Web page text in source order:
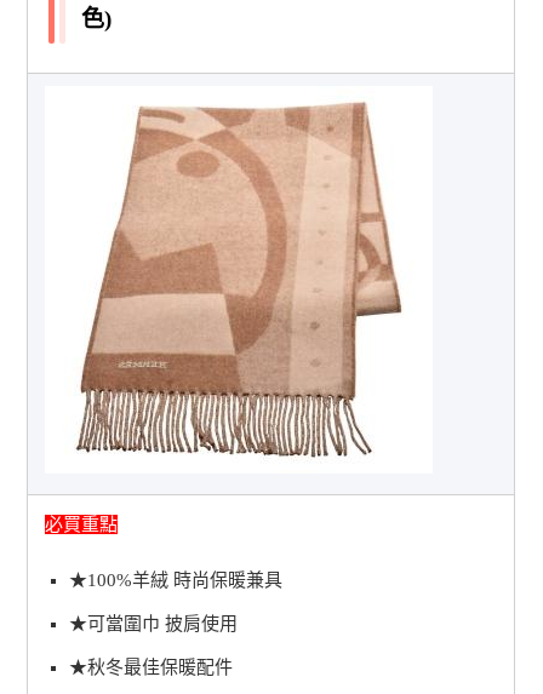
色)
必買重點
★100%羊絨 時尚保暖兼具
★可當圍巾 披肩使用
★秋冬最佳保暖配件